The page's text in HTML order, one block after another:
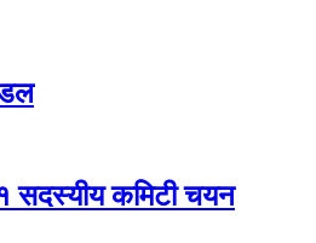
सदस्यीय कमिटी चयन